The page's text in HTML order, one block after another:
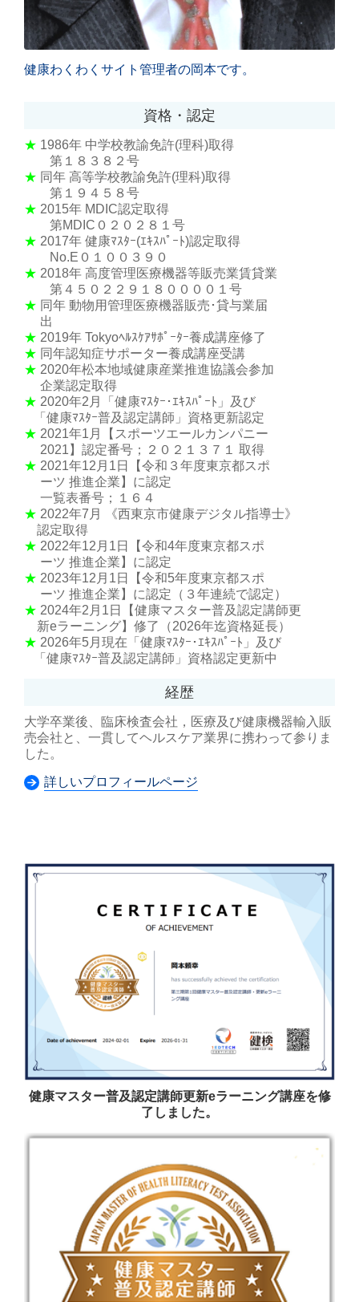
健康わくわくサイト管理者の岡本です。
資格・認定
★ 1986年 中学校教諭免許(理科)取得
第１８３８２号
★ 同年 高等学校教諭免許(理科)取得
第１９４５８号
★ 2015年 MDIC認定取得
第MDIC０２０２８１号
★ 2017年 健康ﾏｽﾀｰ(ｴｷｽﾊﾟｰﾄ)認定取得
No.E０１００３９０
★ 2018年 高度管理医療機器等販売業賃貸業
第４５０２２９１８００００１号
★ 同年 動物用管理医療機器販売･貸与業届
出
★ 2019年 Tokyoﾍﾙｽｹｱｻﾎﾟｰﾀｰ養成講座修了
★ 同年認知症サポーター養成講座受講
★ 2020年松本地域健康産業推進協議会参加
企業認定取得
★ 2020年2月「健康ﾏｽﾀｰ･ｴｷｽﾊﾟｰﾄ」及び
「健康ﾏｽﾀｰ普及認定講師」資格更新認定
★ 2021年1月【スポーツエールカンパニー
2021】認定番号；２０２１３７１ 取得
★ 2021年12月1日【令和３年度東京都スポ
ーツ 推進企業】に認定
一覧表番号；１６４
★ 2022年7月 《西東京市健康デジタル指導士》
認定取得
★ 2022年12月1日【令和4年度東京都スポ
ーツ 推進企業】に認定
★ 2023年12月1日【令和5年度東京都スポ
ーツ 推進企業】に認定（３年連続で認定）
★ 2024年2月1日【健康マスター普及認定講師更
新eラーニング】修了（2026年迄資格延長）
★ 2026年5月現在「健康ﾏｽﾀｰ･ｴｷｽﾊﾟｰﾄ」及び
「健康ﾏｽﾀｰ普及認定講師」資格認定更新中
経歴
大学卒業後、臨床検査会社，医療及び健康機器輸入販
売会社と、一貫してヘルスケア業界に携わって参りま
した。
詳しいプロフィールページ
健康マスター普及認定講師更新eラーニング講座を修
了しました。